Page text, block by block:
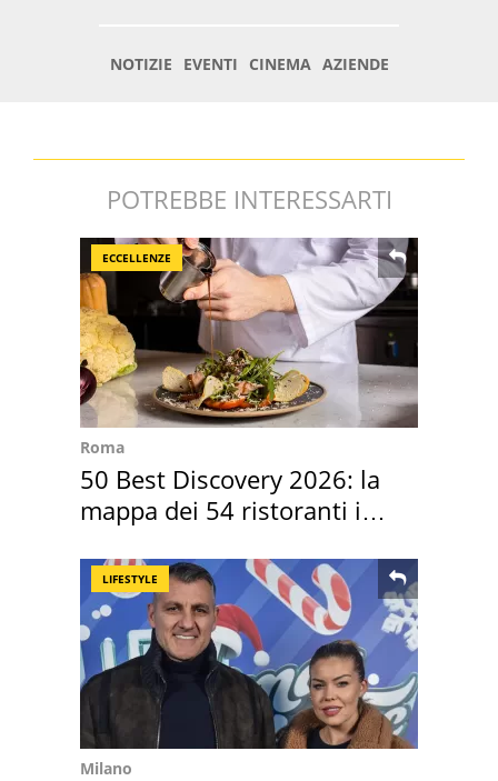
POTREBBE INTERESSARTI
ECCELLENZE
Roma
50 Best Discovery 2026: la
mappa dei 54 ristoranti in
LIFESTYLE
Milano